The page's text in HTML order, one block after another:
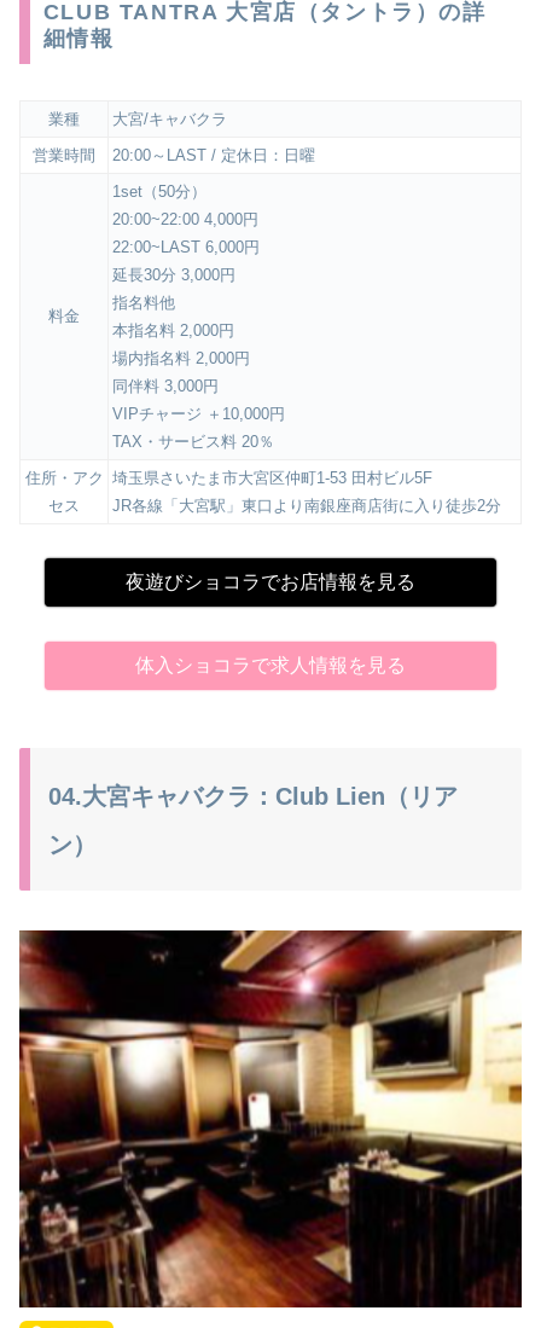
CLUB TANTRA 大宮店（タントラ）の詳
細情報
業種
大宮/キャバクラ
営業時間
20:00～LAST / 定休日：日曜
料金
1set（50分）
20:00~22:00 4,000円
22:00~LAST 6,000円
延長30分 3,000円
指名料他
本指名料 2,000円
場内指名料 2,000円
同伴料 3,000円
VIPチャージ ＋10,000円
TAX・サービス料 20％
住所・アク
セス
埼玉県さいたま市大宮区仲町1-53 田村ビル5F
JR各線「大宮駅」東口より南銀座商店街に入り徒歩2分
夜遊びショコラでお店情報を見る
体入ショコラで求人情報を見る
04.大宮キャバクラ：Club Lien（リア
ン）